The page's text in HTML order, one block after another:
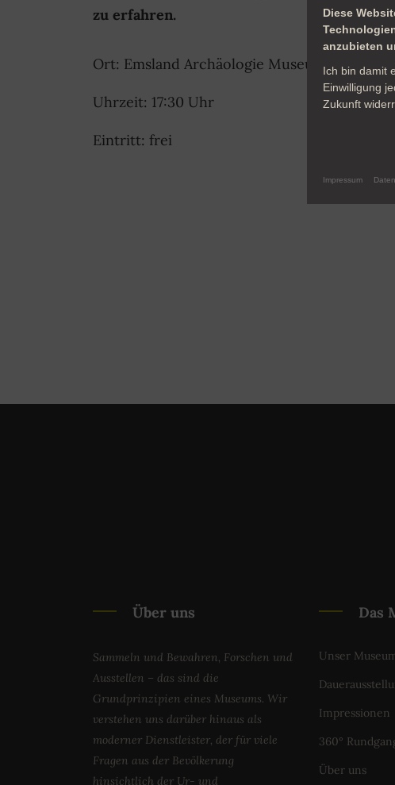
zu erfahren.
Ort: Emsland Archäologie Museum
Uhrzeit: 17:30 Uhr
Eintritt: frei
Über uns
Sammeln und Bewahren, Forschen und
Ausstellen – das sind die
Grundprinzipien eines Museums. Wir
verstehen uns darüber hinaus als
moderner Dienstleister, der für viele
Fragen aus der Bevölkerung
hinsichtlich der Ur- und
Das
Unser
Impressionen
360°
Über uns
Diese
anzubieten
Ich bin damit
Einwilligung
Zukunft
Impressum